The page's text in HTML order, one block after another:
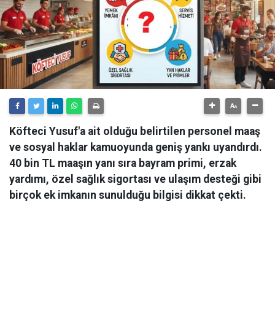
Köfteci Yusuf'a ait olduğu belirtilen personel maaş
ve sosyal haklar kamuoyunda geniş yankı uyandırdı.
40 bin TL maaşın yanı sıra bayram primi, erzak
yardımı, özel sağlık sigortası ve ulaşım desteği gibi
birçok ek imkanın sunulduğu bilgisi dikkat çekti.